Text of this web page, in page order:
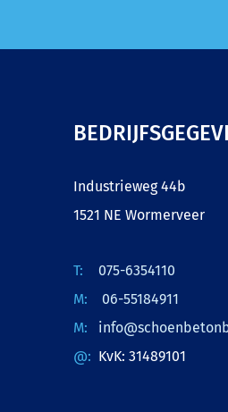
Industrieweg 44b
1521 NE Wormerveer
075-6354110
06-55184911
KvK: 31489101